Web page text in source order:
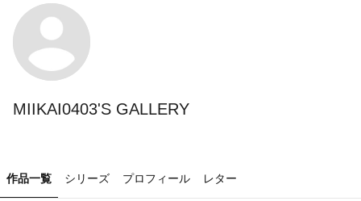
MIIKAI0403'S GALLERY
作品一覧 シリーズ プロフィール レター